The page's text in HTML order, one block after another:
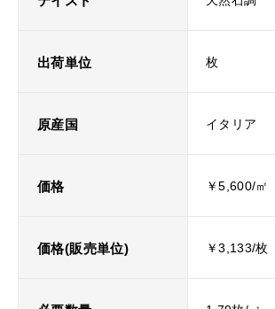
出荷単位 枚
原産国 イタリア
価格 ￥5,600/㎡
価格(販売単位) ￥3,133/枚